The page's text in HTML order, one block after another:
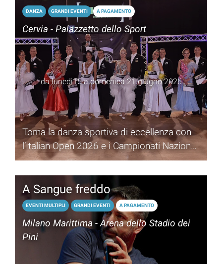
DANZA GRANDI EVENTI A PAGAMENTO
Cervia - Palazzetto dello Sport
da lunedì15 a domenica 21 giugno 2026
Torna la danza sportiva di eccellenza con
l’Italian Open 2026 e i Campionati Nazionali
IDSF/CSIT
A Sangue freddo
EVENTI MULTIPLI GRANDI EVENTI A PAGAMENTO
Milano Marittima - Arena dello Stadio dei
Pini